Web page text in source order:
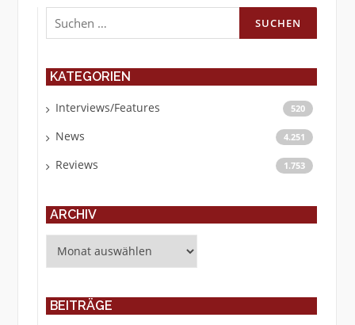
Suchen
nach:
KATEGORIEN
Interviews/Features 520
News 4.251
Reviews 1.753
ARCHIV
BEITRÄGE